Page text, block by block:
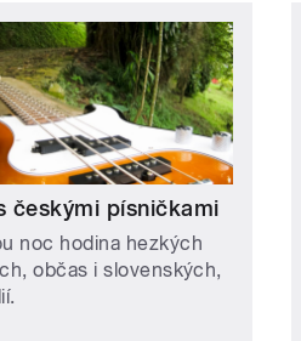
českými písničkami
noc hodina hezkých
občas i slovenských,